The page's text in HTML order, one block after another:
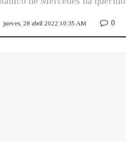
jueves, 28 abril 2022 10:35 AM 0